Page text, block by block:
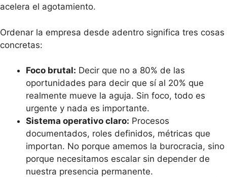
acelera el agotamiento.
Ordenar la empresa desde adentro significa tres cosas
concretas:
Foco brutal: Decir que no a 80% de las
oportunidades para decir que sí al 20% que
realmente mueve la aguja. Sin foco, todo es
urgente y nada es importante.
Sistema operativo claro: Procesos
documentados, roles definidos, métricas que
importan. No porque amemos la burocracia, sino
porque necesitamos escalar sin depender de
nuestra presencia permanente.